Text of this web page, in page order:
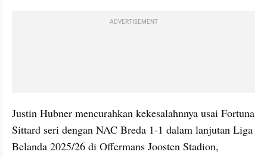
ADVERTISEMENT
Justin Hubner mencurahkan kekesalahnnya usai Fortuna
Sittard seri dengan NAC Breda 1-1 dalam lanjutan Liga
Belanda 2025/26 di Offermans Joosten Stadion,